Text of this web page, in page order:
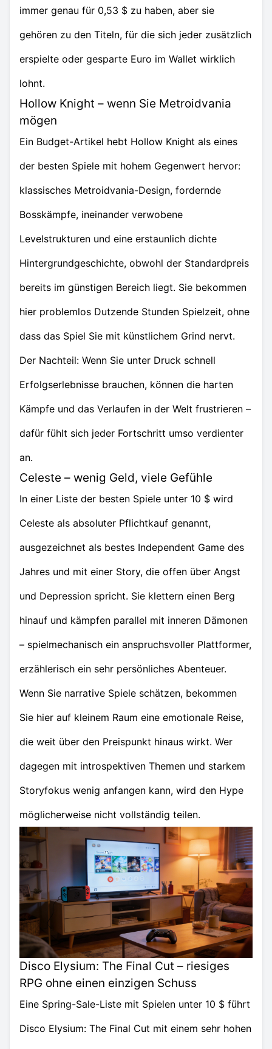
immer genau für 0,53 $ zu haben, aber sie
gehören zu den Titeln, für die sich jeder zusätzlich
erspielte oder gesparte Euro im Wallet wirklich
lohnt.
Hollow Knight – wenn Sie Metroidvania
mögen
Ein Budget-Artikel hebt Hollow Knight als eines
der besten Spiele mit hohem Gegenwert hervor:
klassisches Metroidvania-Design, fordernde
Bosskämpfe, ineinander verwobene
Levelstrukturen und eine erstaunlich dichte
Hintergrundgeschichte, obwohl der Standardpreis
bereits im günstigen Bereich liegt. Sie bekommen
hier problemlos Dutzende Stunden Spielzeit, ohne
dass das Spiel Sie mit künstlichem Grind nervt.
Der Nachteil: Wenn Sie unter Druck schnell
Erfolgserlebnisse brauchen, können die harten
Kämpfe und das Verlaufen in der Welt frustrieren –
dafür fühlt sich jeder Fortschritt umso verdienter
an.
Celeste – wenig Geld, viele Gefühle
In einer Liste der besten Spiele unter 10 $ wird
Celeste als absoluter Pflichtkauf genannt,
ausgezeichnet als bestes Independent Game des
Jahres und mit einer Story, die offen über Angst
und Depression spricht. Sie klettern einen Berg
hinauf und kämpfen parallel mit inneren Dämonen
– spielmechanisch ein anspruchsvoller Plattformer,
erzählerisch ein sehr persönliches Abenteuer.
Wenn Sie narrative Spiele schätzen, bekommen
Sie hier auf kleinem Raum eine emotionale Reise,
die weit über den Preispunkt hinaus wirkt. Wer
dagegen mit introspektiven Themen und starkem
Storyfokus wenig anfangen kann, wird den Hype
möglicherweise nicht vollständig teilen.
Disco Elysium: The Final Cut – riesiges
RPG ohne einen einzigen Schuss
Eine Spring-Sale-Liste mit Spielen unter 10 $ führt
Disco Elysium: The Final Cut mit einem sehr hohen